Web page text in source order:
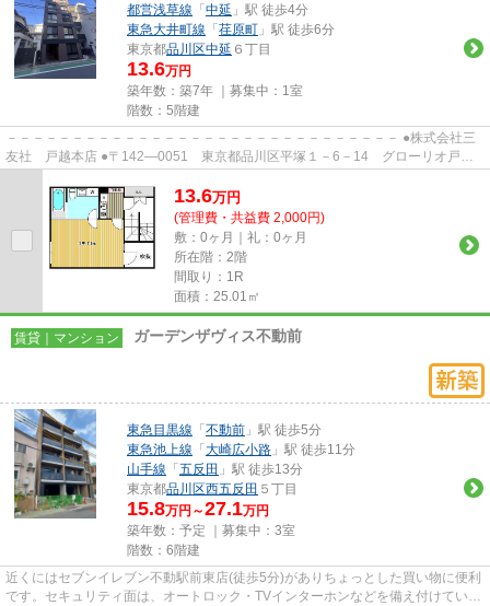
都営浅草線 「 中延 」駅 徒歩4分
東急大井町線 「 荏原町 」駅 徒歩6分
東京都品川区中延 ６丁目
13.6万円
築年数：築7年 ｜募集中： 1室
階数：5階建
－－－－－－－－－－－－－－－－－－－－－－－－－－－－－－ ●株式会社三
友社 戸越本店 ●〒142―0051 東京都品川区平塚１－6－14 グローリオ戸越
13.6万円
(管理費・共益費 2,000円)
敷：0ヶ月｜礼：0ヶ月
所在階：2階
間取り：1R
面積：25.01㎡
賃貸｜マンション ガーデンザヴィス不動前
東急目黒線 「 不動前 」駅 徒歩5分
東急池上線 「 大崎広小路 」駅 徒歩11分
山手線 「 五反田 」駅 徒歩13分
東京都品川区西五反田 ５丁目
15.8万円～27.1万円
築年数：予定 ｜募集中： 3室
階数：6階建
近くにはセブンイレブン不動駅前東店(徒歩5分)がありちょっとした買い物に便利
です。セキュリティ面は、オートロック・TVインターホンなどを備え付けている